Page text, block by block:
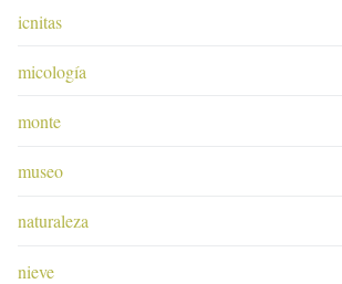
icnitas
micología
monte
museo
naturaleza
nieve